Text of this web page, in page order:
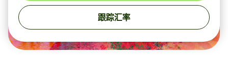
跟踪汇率